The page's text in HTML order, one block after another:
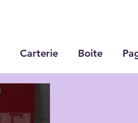
Carterie Boite